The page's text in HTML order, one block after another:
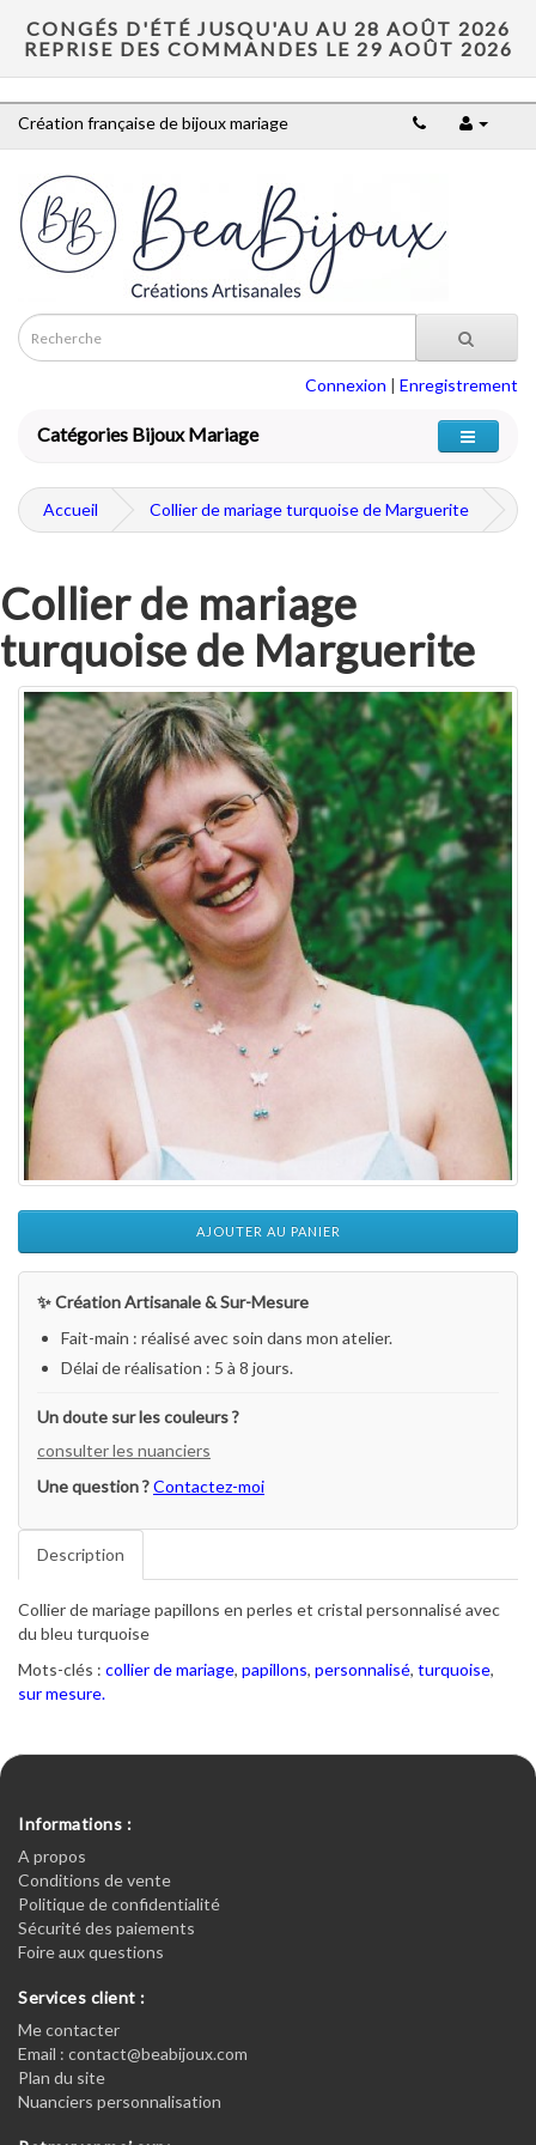
CONGÉS D'ÉTÉ JUSQU'AU AU 28 AOÛT 2026
REPRISE DES COMMANDES LE 29 AOÛT 2026
Création française de bijoux mariage
Connexion | Enregistrement
Catégories Bijoux Mariage
Accueil Collier de mariage turquoise de Marguerite
Collier de mariage
turquoise de Marguerite
AJOUTER AU PANIER
✨ Création Artisanale & Sur-Mesure
Fait-main : réalisé avec soin dans mon atelier.
Délai de réalisation : 5 à 8 jours.
Un doute sur les couleurs ?
consulter les nuanciers
Une question ?Contactez-moi
Description
Collier de mariage papillons en perles et cristal personnalisé avec
du bleu turquoise
Mots-clés : collier de mariage, papillons, personnalisé, turquoise,
sur mesure.
Informations :
A propos
Conditions de vente
Politique de confidentialité
Sécurité des paiements
Foire aux questions
Services client :
Me contacter
Email : contact@beabijoux.com
Plan du site
Nuanciers personnalisation